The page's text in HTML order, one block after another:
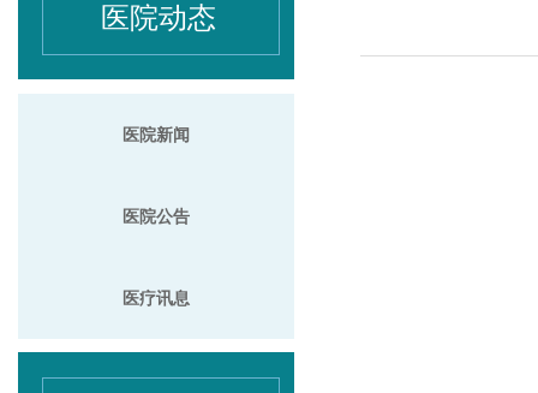
医院动态
医院新闻
医院公告
医疗讯息